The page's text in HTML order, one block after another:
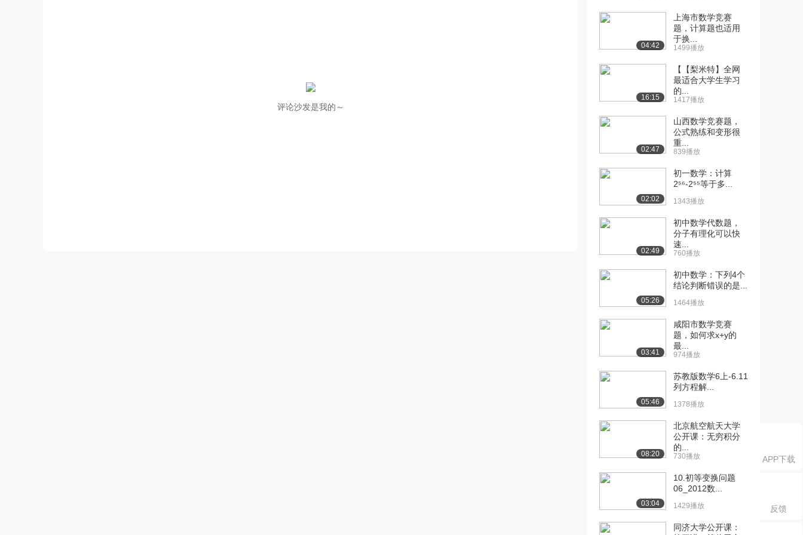
APP下载
反馈
评论沙发是我的～
[10] 哈尔滨工业大学公开
14:30
[11] 哈尔滨工业大学公开
11:25
[12] 哈尔滨工业大学公开
课：贝叶斯公式
10:02
课：事件的独立性...
课：事件的独立性...
[15] 哈尔滨工业大学公开
课：二项概率公式...
[16] 哈尔滨工业大学公开
课：二项概率公式...
3.0万播放
[17] 哈尔滨工业大学公开
3.7万播放
[18] 哈尔滨工业大学公开
4.1万播放
[19] 哈尔滨工业大学公开
3.5万播放
[20] 哈尔滨工业大学公开
课：随机变量的分...
3.7万播放
04:42
上海市数学竞赛
题，计算题也适用
于换...
1499播放
16:15
【【梨米特】全网
最适合大学生学习
的...
1417播放
02:47
山西数学竞赛题，
公式熟练和变形很
重...
839播放
02:02
初一数学：计算
2⁵⁶-2⁵⁵等于多...
1343播放
02:49
初中数学代数题，
分子有理化可以快
速...
760播放
05:26
初中数学：下列4个
结论判断错误的是...
1464播放
03:41
咸阳市数学竞赛
题，如何求x+y的
最...
974播放
05:46
苏教版数学6上-6.11
列方程解...
1378播放
08:20
北京航空航天大学
公开课：无穷积分
的...
730播放
03:04
10.初等变换问题
06_2012数...
1429播放
同济大学公开课：